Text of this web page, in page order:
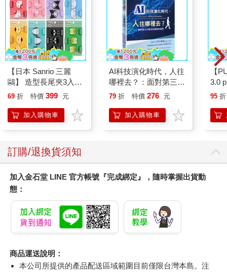
【日本 Sanrio 三麗
鷗】 造型長尾夾3入組
(8款可選) 凱蒂貓 Hello
企鵝
69 折 特價 399 元
加入購物車
AI科技演化時代，人往
哪裡去？：面對第三次
哥白尼革命的省思
79 折 特價 276 元
加入購物車
【
3.0
黑
95 折
訂購/退換貨須知
加入金石堂 LINE 官方帳號『完成綁定』，隨時掌握出貨動
態：
商品運送說明：
本公司所提供的產品配送區域範圍目前僅限台灣本島。注